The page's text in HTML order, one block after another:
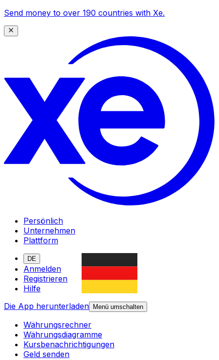
Send money to over 190 countries with Xe.
Persönlich
Unternehmen
Plattform
DE
Anmelden
Registrieren
Hilfe
Die App herunterladen
Menü umschalten
Währungsrechner
Währungsdiagramme
Kursbenachrichtigungen
Geld senden